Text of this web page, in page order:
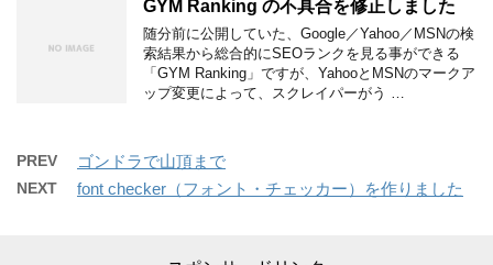
GYM Ranking の不具合を修正しました
随分前に公開していた、Google／Yahoo／MSNの検
索結果から総合的にSEOランクを見る事ができる
「GYM Ranking」ですが、YahooとMSNのマークア
ップ変更によって、スクレイパーがう …
PREV ゴンドラで山頂まで
NEXT font checker（フォント・チェッカー）を作りました